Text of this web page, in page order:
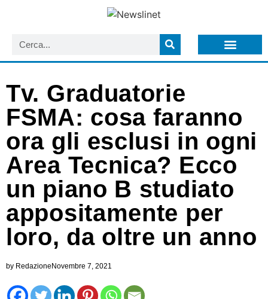
Tv. Graduatorie
FSMA: cosa faranno
ora gli esclusi in ogni
Area Tecnica? Ecco
un piano B studiato
appositamente per
loro, da oltre un anno
by RedazioneNovembre 7, 2021